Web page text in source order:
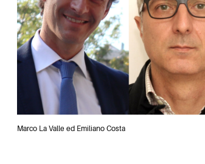
Marco La Valle ed Emiliano Costa